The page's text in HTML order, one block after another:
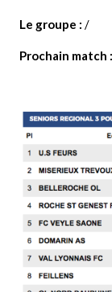
Le groupe : /
Prochain match :